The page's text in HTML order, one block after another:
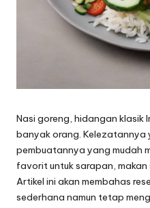
Nasi goreng, hidangan klasik
banyak orang. Kelezatannya
pembuatannya yang mudah
favorit untuk sarapan, makan
Artikel ini akan membahas
sederhana namun tetap